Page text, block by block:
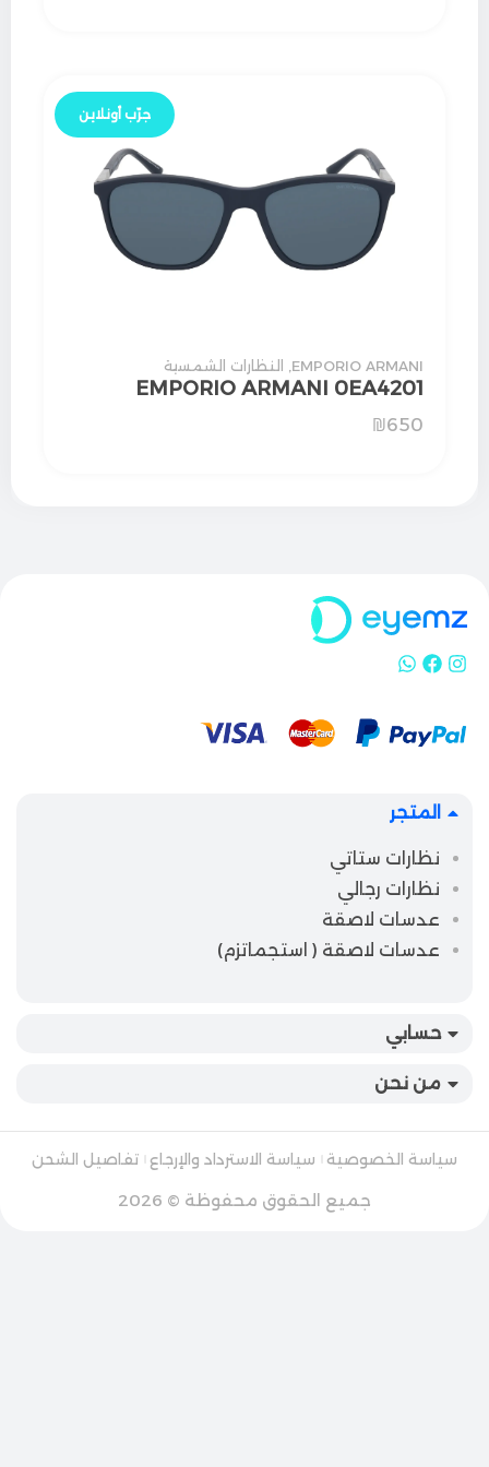
EMPORIO ARMANI النظارات الشمسية
EMPORIO ARMANI 0EA4201
₪650
جرّب أونلاين
المتجر
نظارات ستاتي
نظارات رجالي
عدسات لاصقة
عدسات لاصقة ( استجماتزم)
حسابي
من نحن
سياسة الخصوصية سياسة الاسترداد والإرجاع تفاصيل الشحن
جميع الحقوق محفوظة © 2026